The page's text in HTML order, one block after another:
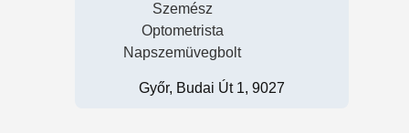
Szemész
Optometrista
Napszemüvegbolt
Győr, Budai Út 1, 9027